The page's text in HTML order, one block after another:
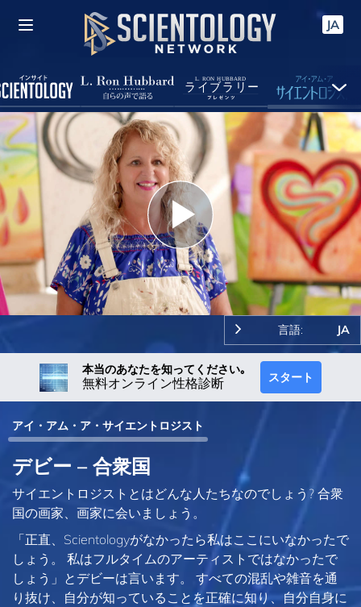
JA
Play
Video
言語: JA
本当のあなたを知ってください｡
無料オンライン性格診断 スタート
アイ・アム・ア・サイエントロジスト
デビー – 合衆国
サイエントロジストとはどんな人たちなのでしょう? 合衆
国の画家、画家に会いましょう。
「正直、Scientologyがなかったら私はここにいなかったで
しょう。 私はフルタイムのアーティストではなかったで
しょう」とデビーは言います。 すべての混乱や雑音を通
り抜け、自分が知っていることを正確に知り、自分自身に